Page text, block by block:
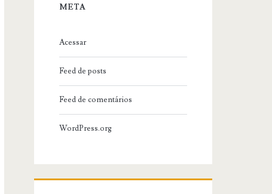
META
Acessar
Feed de posts
Feed de comentários
WordPress.org